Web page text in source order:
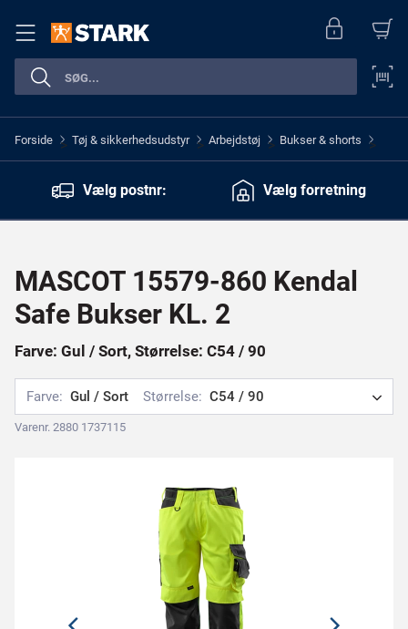
Forside > Tøj & sikkerhedsudstyr > Arbejdstøj > Bukser & shorts >
Vælg postnr: Vælg forretning
MASCOT 15579-860 Kendal
Safe Bukser KL. 2
Farve: Gul / Sort, Størrelse: C54 / 90
Farve: Gul / Sort Størrelse: C54 / 90
Varenr. 2880 1737115